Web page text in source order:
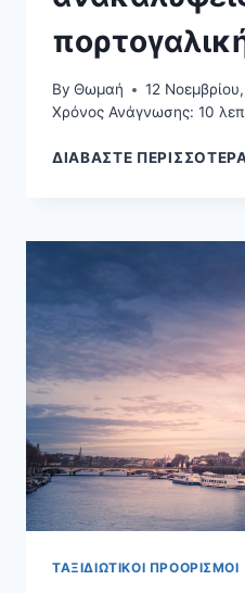
By Θωμαή
12
Χρόνος Ανάγνωσης: 10
ΔΙΑΒΑΣΤΕ
ΤΑΞΙΔΙΩΤΙΚΟΊ ΠΡΟΟΡΙΣΜΟΊ